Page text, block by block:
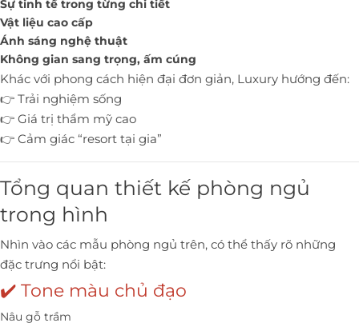
Sự tinh tế trong từng chi tiết
Vật liệu cao cấp
Ánh sáng nghệ thuật
Không gian sang trọng, ấm cúng
Khác với phong cách hiện đại đơn giản, Luxury hướng đến:
👉 Trải nghiệm sống
👉 Giá trị thẩm mỹ cao
👉 Cảm giác “resort tại gia”
Tổng quan thiết kế phòng ngủ
trong hình
Nhìn vào các mẫu phòng ngủ trên, có thể thấy rõ những
đặc trưng nổi bật:
✔️ Tone màu chủ đạo
Nâu gỗ trầm